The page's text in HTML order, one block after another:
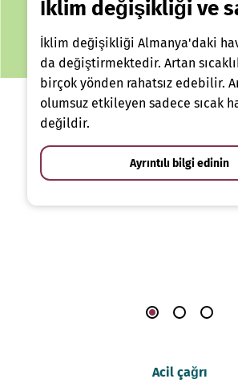
İklim değişikliği ve
İklim değişikliği Almanya'daki
da değiştirmektedir. Artan
birçok yönden rahatsız edebilir.
olumsuz etkileyen sadece sıcak
değildir.
Ayrıntılı bilgi edinin
Acil çağrı